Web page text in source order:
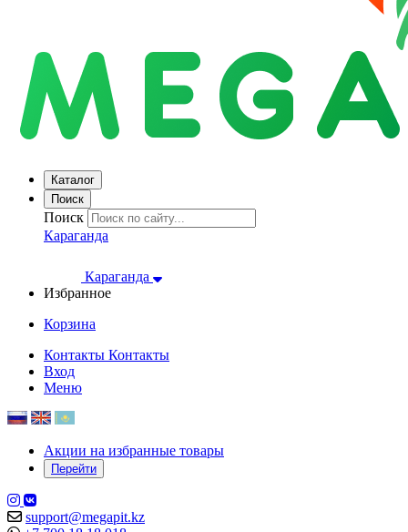
Каталог
Поиск
Поиск
Караганда
Караганда
Избранное
Корзина
Контакты Контакты
Вход
Меню
Акции на избранные товары
Перейти
support@megapit.kz